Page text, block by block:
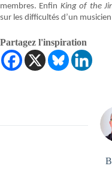
membres. Enfin King of the
sur les difficultés d’un
Partagez l'inspiration